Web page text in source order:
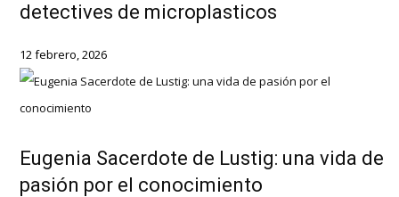
detectives de microplasticos
12 febrero, 2026
Eugenia Sacerdote de Lustig: una vida de
pasión por el conocimiento